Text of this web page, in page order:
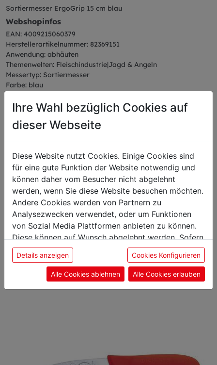
Sortiermesser ErgoGrip 15 cm blau
Webshopinfos
EAN: 4009215060379
Herstellerartikelnummer: 82369151
Anwendung: abhäuten
Themenwelten: Fleischindustrie|Jagd & Angeln
Messertyp: Sortiermesser
Farbe: blau
Abmessungen
Länge: 27,84 cm
Breite: 2,30 cm
Klingenlänge: 15 cm
Das könnte Sie auch
interessieren
Ihre Wahl bezüglich Cookies auf
dieser Webseite
Diese Website nutzt Cookies. Einige Cookies sind
für eine gute Funktion der Website notwendig und
können daher vom Besucher nicht abgelehnt
werden, wenn Sie diese Website besuchen möchten.
Andere Cookies werden von Partnern zu
Analysezwecken verwendet, oder um Funktionen
von Sozial Media Plattformen anbieten zu können.
Diese können auf Wunsch abgelehnt werden. Sofern
sie unsere Webseite weiter nutzen, geben Sie
Einwilligung zu unseren Cookies.
Details anzeigen Cookies Konfigurieren
Alle Cookies ablehnen Alle Cookies erlauben